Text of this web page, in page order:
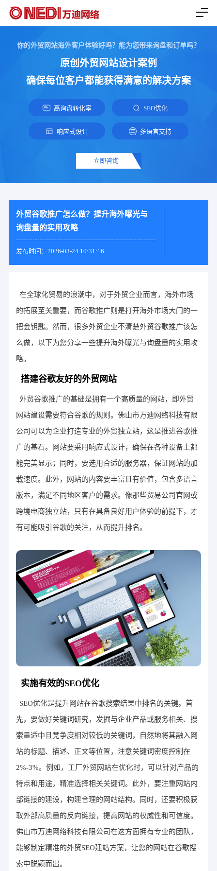
你的外贸网站海外客户体验好吗？能为您带来询盘和订单吗？
原创外贸网站设计案例
确保每位客户都能获得满意的解决方案
高询盘转化率 SEO优化
响应式设计 多语言支持
立即咨询
外贸谷歌推广怎么做？提升海外曝光与
询盘量的实用攻略
发布时间：2026-03-24 10:31:16
在全球化贸易的浪潮中，对于外贸企业而言，海外市场
的拓展至关重要，而谷歌推广则是打开海外市场大门的一
把金钥匙。然而，很多外贸企业不清楚外贸谷歌推广该怎
么做，以下为您分享一些提升海外曝光与询盘量的实用攻
略。
搭建谷歌友好的外贸网站
外贸谷歌推广的基础是拥有一个高质量的网站，即外贸
网站建设需要符合谷歌的规则。佛山市万迪网络科技有限
公司可以为企业打造专业的外贸独立站，这是推进谷歌推
广的基石。网站要采用响应式设计，确保在各种设备上都
能完美显示；同时，要选用合适的服务器，保证网站的加
载速度。此外，网站的内容要丰富且有价值，包含多语言
版本，满足不同地区客户的需求。像那些贸易公司官网或
跨境电商独立站，只有在具备良好用户体验的前提下，才
有可能吸引谷歌的关注，从而提升排名。
实施有效的SEO优化
SEO优化是提升网站在谷歌搜索结果中排名的关键。首
先，要做好关键词研究，发掘与企业产品或服务相关、搜
索量适中且竞争度相对较低的关键词，自然地将其融入网
站的标题、描述、正文等位置，注意关键词密度控制在
2%-3%。例如，工厂外贸网站在优化时，可以针对产品的
特点和用途，精准选择相关关键词。此外，要注重网站内
部链接的建设，构建合理的网站结构。同时，还要积极获
取外部高质量的反向链接，提高网站的权威性和可信度。
佛山市万迪网络科技有限公司在这方面拥有专业的团队，
能够制定精准的外贸SEO建站方案，让您的网站在谷歌搜
索中脱颖而出。